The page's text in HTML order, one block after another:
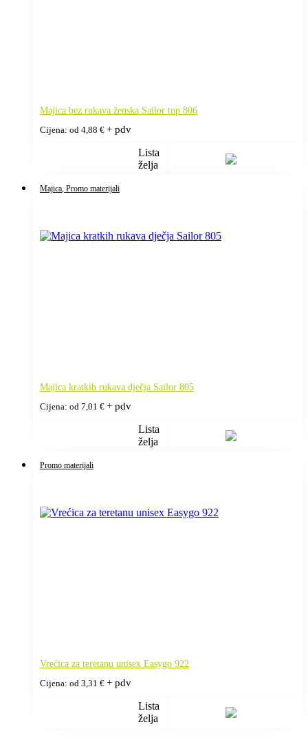
Majica bez rukava ženska Sailor top 806
Cijena: od 4,88 € + pdv
Lista
želja
Majica, Promo materijali
Majica kratkih rukava dječja Sailor 805
Cijena: od 7,01 € + pdv
Lista
želja
Promo materijali
Vrećica za teretanu unisex Easygo 922
Cijena: od 3,31 € + pdv
Lista
želja